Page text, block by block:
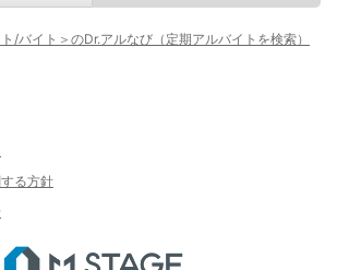
/バイト＞のDr.アルなび（定期アルバイトを検索）
る方針